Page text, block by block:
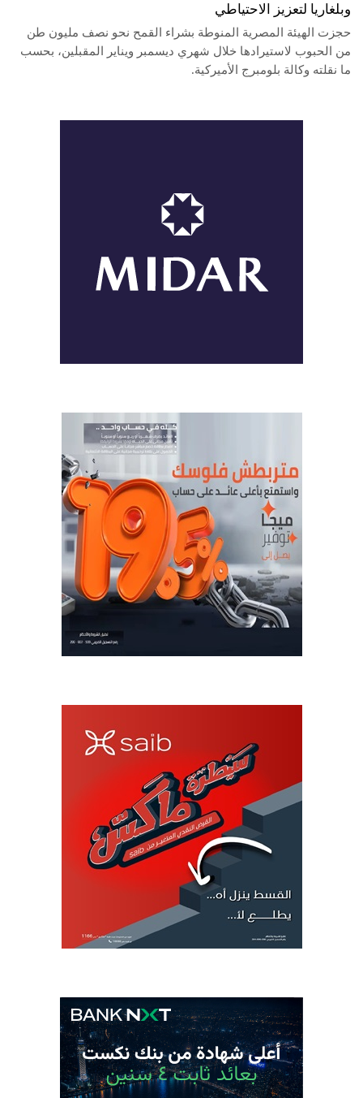
وبلغاريا لتعزيز الاحتياطي
حجزت الهيئة المصرية المنوطة بشراء القمح نحو نصف مليون طن
من الحبوب لاستيرادها خلال شهري ديسمبر ويناير المقبلين، بحسب
ما نقلته وكالة بلومبرج الأميركية.